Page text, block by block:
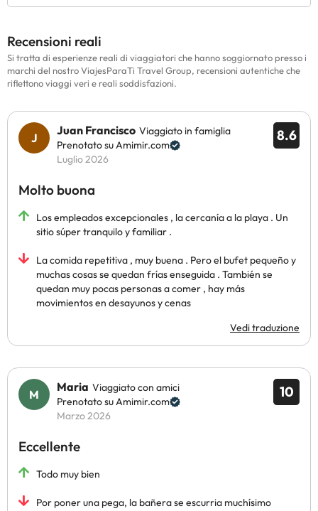
Recensioni reali
Si tratta di esperienze reali di viaggiatori che hanno soggiornato presso i
marchi del nostro ViajesParaTi Travel Group, recensioni autentiche che
riflettono viaggi veri e reali soddisfazioni.
8.6
Juan Francisco Viaggiato in famiglia
Prenotato su Amimir.com
Luglio 2026
Molto buona
Los empleados excepcionales , la cercanía a la playa . Un
sitio súper tranquilo y familiar .
La comida repetitiva , muy buena . Pero el bufet pequeño y
muchas cosas se quedan frías enseguida . También se
quedan muy pocas personas a comer , hay más
movimientos en desayunos y cenas
Vedi traduzione
10
Maria Viaggiato con amici
Prenotato su Amimir.com
Marzo 2026
Eccellente
Todo muy bien
Por poner una pega, la bañera se escurria muchísimo